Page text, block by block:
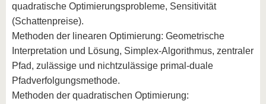
quadratische Optimierungsprobleme, Sensitivität
(Schattenpreise).
Methoden der linearen Optimierung: Geometrische
Interpretation und Lösung, Simplex-Algorithmus, zentraler
Pfad, zulässige und nichtzulässige primal-duale
Pfadverfolgungsmethode.
Methoden der quadratischen Optimierung: